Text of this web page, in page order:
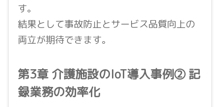
す。
結果として事故防止とサービス品質向上の
両立が期待できます。
第3章 介護施設のIoT導入事例② 記
録業務の効率化